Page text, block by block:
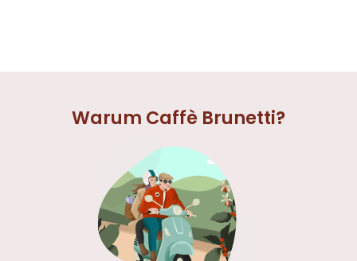
Warum Caffè Brunetti?